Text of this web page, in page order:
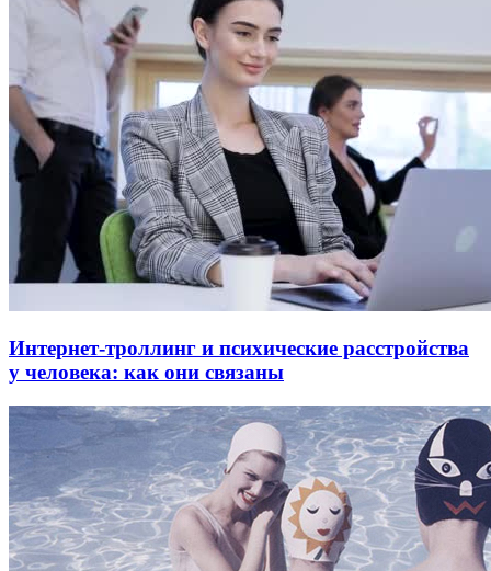
Интернет-троллинг и психические расстройства
у человека: как они связаны